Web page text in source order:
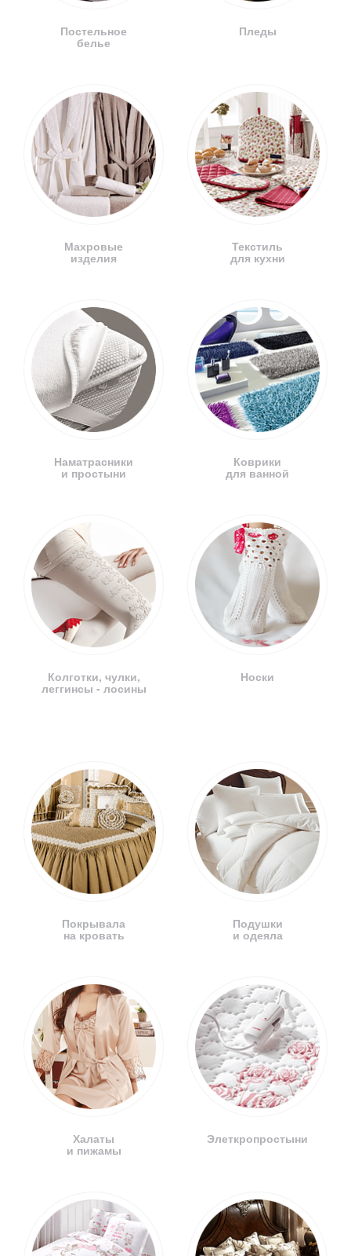
Постельное
белье
Махровые
изделия
Наматрасники
и простыни
Колготки, чулки,
леггинсы - лосины
Пледы
Текстиль
для кухни
Коврики
для ванной
Носки
Покрывала
на кровать
Халаты
и пижамы
Подушки
и одеяла
Элеткропростыни